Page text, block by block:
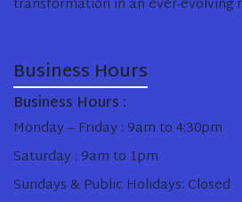
transformation in an ever-evolving
Business Hours
Business Hours :
Monday – Friday : 9am to 4:30pm
Saturday : 9am to 1pm
Sundays & Public Holidays: Closed